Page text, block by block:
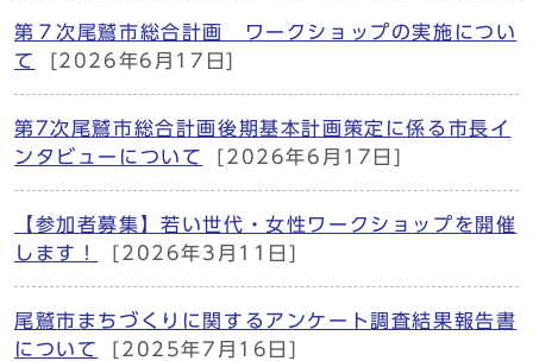
第７次尾鷲市総合計画 ワークショップの実施につい
て
[2026年6月17日]
第7次尾鷲市総合計画後期基本計画策定に係る市長イ
ンタビューについて
[2026年6月17日]
【参加者募集】若い世代・女性ワークショップを開催
します！
[2026年3月11日]
尾鷲市まちづくりに関するアンケート調査結果報告書
について
[2025年7月16日]